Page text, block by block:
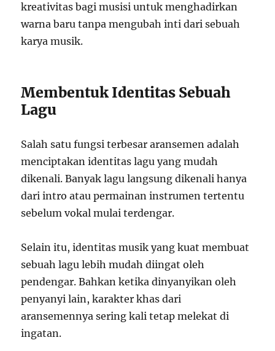
kreativitas bagi musisi untuk menghadirkan
warna baru tanpa mengubah inti dari sebuah
karya musik.
Membentuk Identitas Sebuah
Lagu
Salah satu fungsi terbesar aransemen adalah
menciptakan identitas lagu yang mudah
dikenali. Banyak lagu langsung dikenali hanya
dari intro atau permainan instrumen tertentu
sebelum vokal mulai terdengar.
Selain itu, identitas musik yang kuat membuat
sebuah lagu lebih mudah diingat oleh
pendengar. Bahkan ketika dinyanyikan oleh
penyanyi lain, karakter khas dari
aransemennya sering kali tetap melekat di
ingatan.